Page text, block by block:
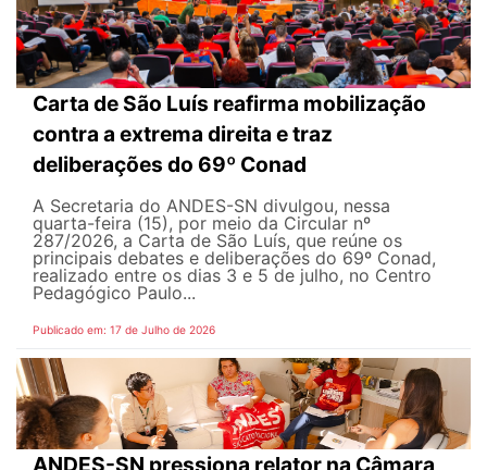
Carta de São Luís reafirma mobilização
contra a extrema direita e traz
deliberações do 69º Conad
A Secretaria do ANDES-SN divulgou, nessa
quarta-feira (15), por meio da Circular nº
287/2026, a Carta de São Luís, que reúne os
principais debates e deliberações do 69º Conad,
realizado entre os dias 3 e 5 de julho, no Centro
Pedagógico Paulo...
Publicado em: 17 de Julho de 2026
ANDES-SN pressiona relator na Câmara